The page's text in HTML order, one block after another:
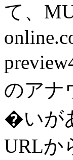
て、
のアナ
�いが
URLか